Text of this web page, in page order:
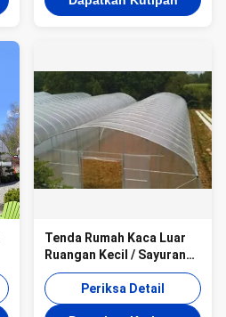
Tenda Rumah Kaca Luar
Ruangan Kecil / Sayuran
Tumbuh Tenda Mudah
DipasangPeriksa Detail